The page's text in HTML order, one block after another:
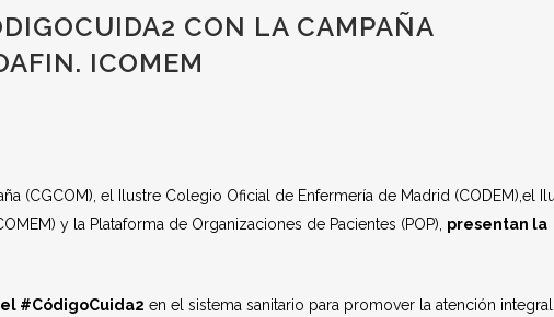
CON LA CAMPAÑA
ICOMEM
(CGCOM), el Ilustre Colegio Oficial de Enfermería de Madrid (CODEM),el
y la Plataforma de Organizaciones de Pacientes (POP), presentan la
#CódigoCuida2 en el sistema sanitario para promover la atención